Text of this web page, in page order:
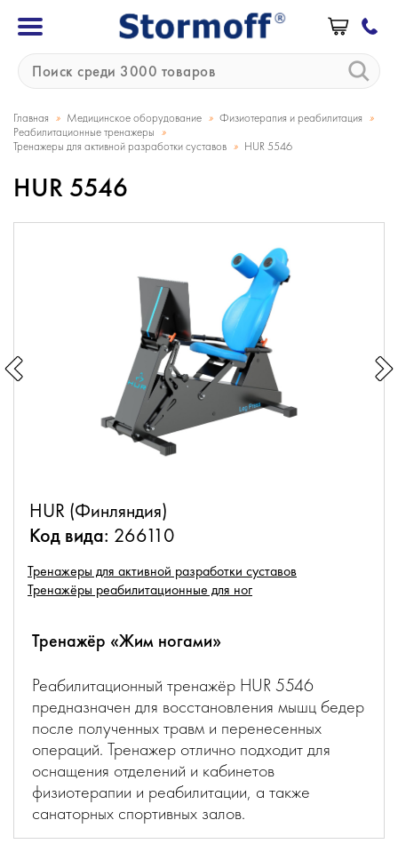
Главная » Медицинское оборудование » Физиотерапия и реабилитация »
Реабилитационные тренажеры »
Тренажеры для активной разработки суставов » HUR 5546
HUR 5546
HUR (Финляндия)
Код вида: 266110
Тренажеры для активной разработки суставов
Тренажёры реабилитационные для ног
Тренажёр «Жим ногами»
Реабилитационный тренажёр HUR 5546
предназначен для восстановления мышц бедер
после полученных травм и перенесенных
операций. Тренажер отлично подходит для
оснащения отделений и кабинетов
физиотерапии и реабилитации, а также
санаторных спортивных залов.